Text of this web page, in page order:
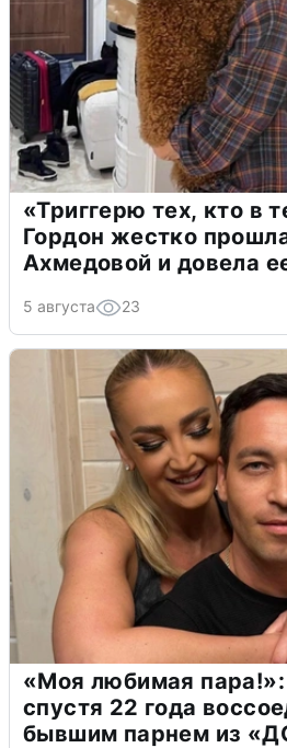
«Триггерю тех, кто в
Гордон жестко
Ахмедовой и довела
5 августа 23
«Моя любимая пара!»:
спустя 22 года
бывшим парнем из